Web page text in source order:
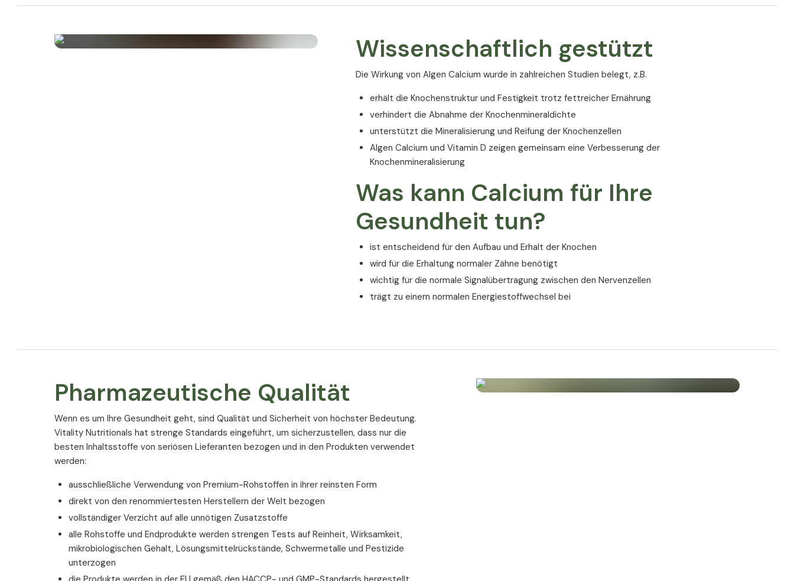
Allergene Wissenschaftlich gestützt
Die Wirkung von Algen Calcium wurde in zahlreichen Studien belegt, z.B.
erhält die Knochenstruktur und Festigkeit trotz fettreicher Ernährung
verhindert die Abnahme der Knochenmineraldichte
unterstützt die Mineralisierung und Reifung der Knochenzellen
Algen Calcium und Vitamin D zeigen gemeinsam eine Verbesserung der
Knochenmineralisierung
Was kann Calcium für Ihre
Gesundheit tun?
ist entscheidend für den Aufbau und Erhalt der Knochen
wird für die Erhaltung normaler Zähne benötigt
wichtig für die normale Signalübertragung zwischen den Nervenzellen
trägt zu einem normalen Energiestoffwechsel bei
ist wichtig für eine normale Blutgerinnung
Woher kommen die
Meeresalgen?
Algen Calcium wird aus den klaren, kalten Gewässern Islands gewonnen, welche von jeglicher
Meerwasser aufnehmen können.
K2 - das perfekte Team !
Wer regelmäßig Calcium einnimmt, sollte auch auf eine ausreichende Zufuhr von Vitamin D3
Pharmazeutische Qualität
Wenn es um Ihre Gesundheit geht, sind Qualität und Sicherheit von höchster Bedeutung.
Vitality Nutritionals hat strenge Standards eingeführt, um sicherzustellen, dass nur die
besten Inhaltsstoffe von seriösen Lieferanten bezogen und in den Produkten verwendet
werden:
ausschließliche Verwendung von Premium-Rohstoffen in ihrer reinsten Form
direkt von den renommiertesten Herstellern der Welt bezogen
vollständiger Verzicht auf alle unnötigen Zusatzstoffe
alle Rohstoffe und Endprodukte werden strengen Tests auf Reinheit, Wirksamkeit,
mikrobiologischen Gehalt, Lösungsmittelrückstände, Schwermetalle und Pestizide
unterzogen